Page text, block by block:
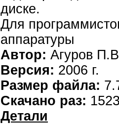
диске.
Для
аппаратуры
Автор: Агуров
Версия: 2006 г.
Размер файла:
Скачано раз:
Детали